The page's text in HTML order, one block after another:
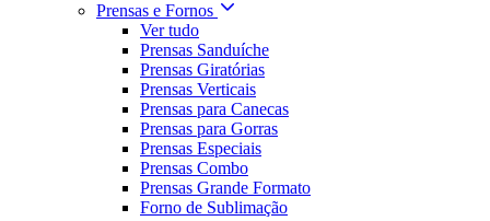
Prensas e Fornos
Ver tudo
Prensas Sanduíche
Prensas Giratórias
Prensas Verticais
Prensas para Canecas
Prensas para Gorras
Prensas Especiais
Prensas Combo
Prensas Grande Formato
Forno de Sublimação